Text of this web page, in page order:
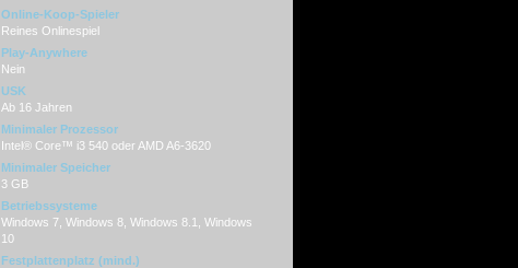
Online-Koop-Spieler
Reines Onlinespiel
Play-Anywhere
Nein
USK
Ab 16 Jahren
Minimaler Prozessor
Intel® Core™ i3 540 oder AMD A6-3620
Minimaler Speicher
3 GB
Betriebssysteme
Windows 7, Windows 8, Windows 8.1, Windows
10
Festplattenplatz (mind.)